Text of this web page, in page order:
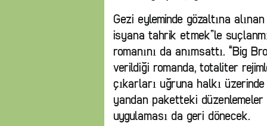
Gezi eyleminde gözaltına
isyana tahrik etmek”le
romanını da anımsattı. “Big
verildiği romanda, totaliter
çıkarları uğruna halkı
yandan paketteki
uygulaması da geri dönecek.